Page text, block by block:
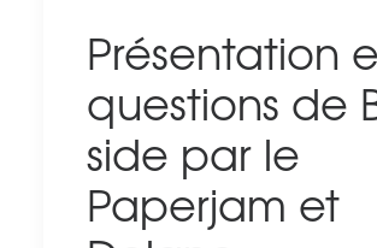
Présentation
questions de
side par le
Paperjam et